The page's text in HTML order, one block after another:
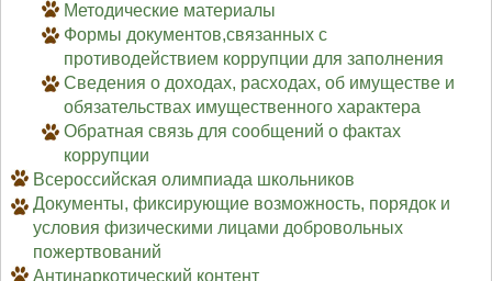
Методические материалы
Формы документов,связанных с
противодействием коррупции для заполнения
Сведения о доходах, расходах, об имуществе и
обязательствах имущественного характера
Обратная связь для сообщений о фактах
коррупции
Всероссийская олимпиада школьников
Документы, фиксирующие возможность, порядок и
условия физическими лицами добровольных
пожертвований
Антинаркотический контент